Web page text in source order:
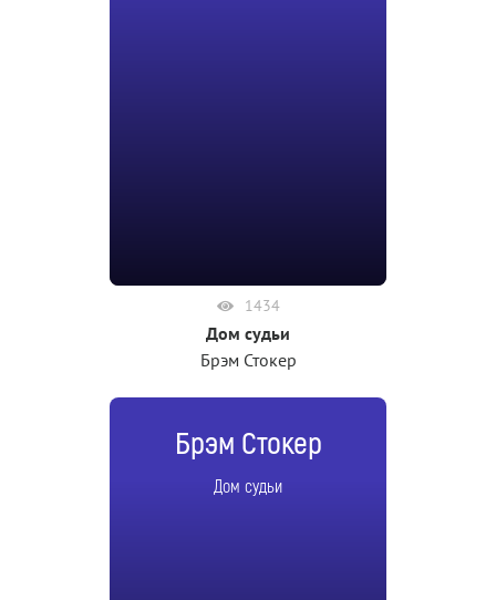
1434
Дом судьи
Брэм Стокер
Брэм Стокер
Дом судьи